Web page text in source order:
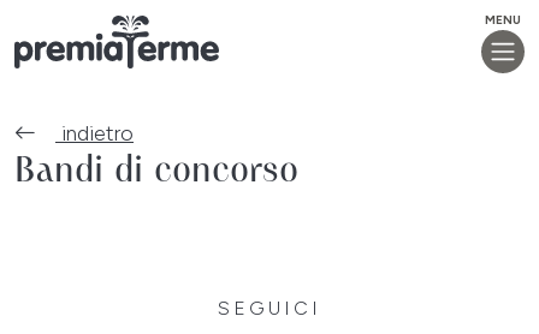
MENU
indietro
Bandi di concorso
SEGUICI